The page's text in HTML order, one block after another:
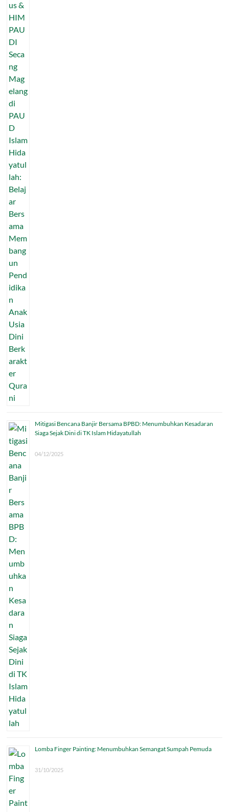
Mitigasi Bencana Banjir Bersama BPBD: Menumbuhkan Kesadaran
Siaga Sejak Dini di TK Islam Hidayatullah
04/12/2025
Lomba Finger Painting: Menumbuhkan Semangat Sumpah Pemuda
31/10/2025